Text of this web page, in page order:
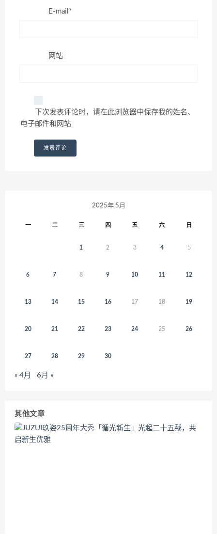
E-mail*
网站
下次发表评论时，请在此浏览器中保存我的姓名、
电子邮件和网站
2025年 5月
一 二 三 四 五 六 日
1 2 3 4 5
6 7 8 9 10 11 12
13 14 15 16 17 18 19
20 21 22 23 24 25 26
27 28 29 30
« 4月 6月 »
其他文章